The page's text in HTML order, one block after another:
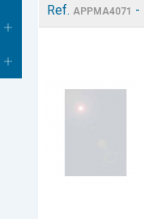
Ref. APPMA4071 -